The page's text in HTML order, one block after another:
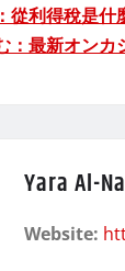
從利得稅是
：最新オンカ
Yara Al-
Website: